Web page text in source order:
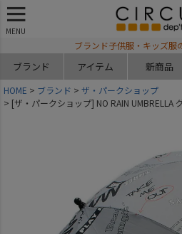
MENU
ブランド子供服・キッズ服
ブランド アイテム 新商品
HOME ブランド
ザ・パークショップ
[ザ・パークショップ] NO RAIN UMBRELLA